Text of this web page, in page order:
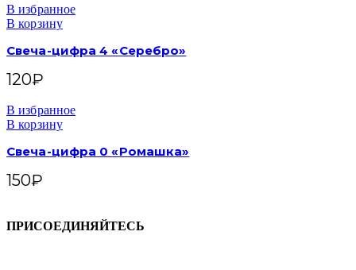
В избранное
В корзину
Свеча-цифра 4 «Серебро»
120₽
В избранное
В корзину
Свеча-цифра 0 «Ромашка»
150₽
ПРИСОЕДИНЯЙТЕСЬ